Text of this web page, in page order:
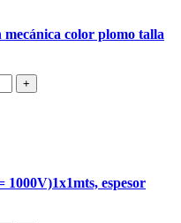
color plomo talla
+
1000V)1x1mts, espesor